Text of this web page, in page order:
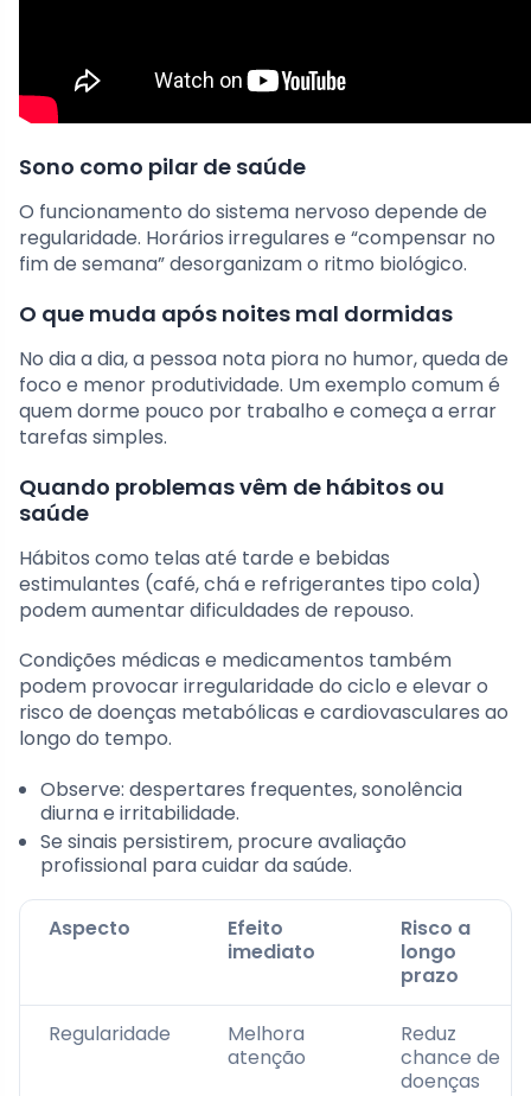
Sono como pilar de saúde
O funcionamento do sistema nervoso depende de
regularidade. Horários irregulares e “compensar no
fim de semana” desorganizam o ritmo biológico.
O que muda após noites mal dormidas
No dia a dia, a pessoa nota piora no humor, queda de
foco e menor produtividade. Um exemplo comum é
quem dorme pouco por trabalho e começa a errar
tarefas simples.
Quando problemas vêm de hábitos ou
saúde
Hábitos como telas até tarde e bebidas
estimulantes (café, chá e refrigerantes tipo cola)
podem aumentar dificuldades de repouso.
Condições médicas e medicamentos também
podem provocar irregularidade do ciclo e elevar o
risco de doenças metabólicas e cardiovasculares ao
longo do tempo.
Observe: despertares frequentes, sonolência
diurna e irritabilidade.
Se sinais persistirem, procure avaliação
profissional para cuidar da saúde.
Aspecto
Efeito
imediato
Risco a
longo
prazo
Regularidade
Melhora
atenção
Reduz
chance de
doenças